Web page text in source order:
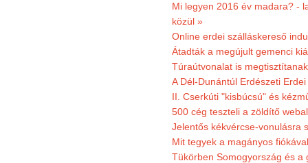
Mi legyen 2016 év madara? -
közül »
Online erdei szálláskereső
Átadták a megújult gemenci
Túraútvonalat is
A Dél-Dunántúl Erdészeti
II. Cserkúti "kisbúcsú" és
500 cég teszteli a zöldítő
Jelentős kékvércse-vonulásra
Mit tegyek a magányos
Tükörben Somogyország és a